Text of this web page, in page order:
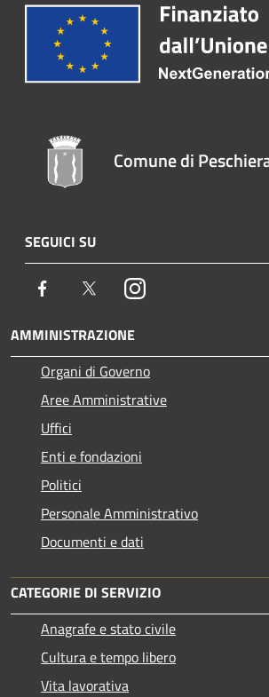
Comune di
SEGUICI SU
Facebook TwitterInstagram
AMMINISTRAZIONE
Organi di Governo
Aree Amministrative
Uffici
Enti e fondazioni
Politici
Personale Amministrativo
Documenti e dati
CATEGORIE DI SERVIZIO
Anagrafe e stato civile
Cultura e tempo libero
Vita lavorativa